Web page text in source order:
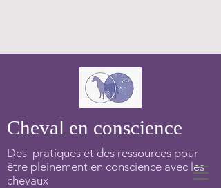
Cheval en conscience
Des pratiques et des ressources pour
être pleinement en conscience avec les
chevaux